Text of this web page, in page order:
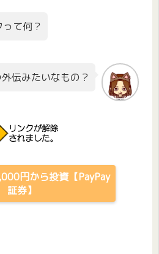
て何？
伝みたいなもの？
円から投資【PayPay
証券】